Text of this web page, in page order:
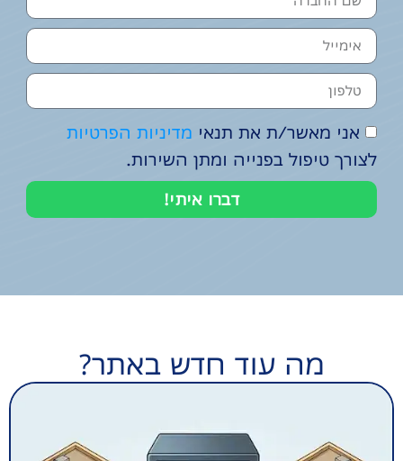
אני מאשר/ת את תנאי מדיניות הפרטיות
לצורך טיפול בפנייה ומתן השירות.
דברו איתי!
מה עוד חדש באתר?